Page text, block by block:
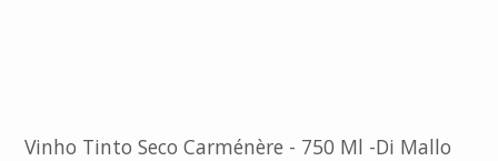
Vinho Tinto Seco Carménère - 750 Ml -Di Mallo